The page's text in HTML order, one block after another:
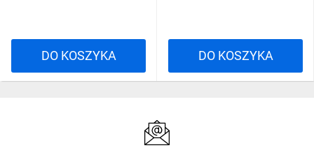
DO KOSZYKA DO KOSZYKA